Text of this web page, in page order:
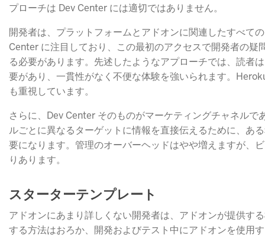
プローチは Dev Center には適切ではありません。
開発者は、プラットフォームとアドオンに関連したすべて
Center に注目しており、この最初のアクセスで開発者の疑
る必要があります。先述したようなアプローチでは、読者
要があり、一貫性がなく不便な体験を強いられます。
も重視しています。
さらに、Dev Center そのものがマーケティングチャネルで
ルごとに異なるターゲットに情報を直接伝えるために、あ
要になります。管理のオーバーヘッドはやや増えますが、
りあります。
スターターテンプレート
アドオンにあまり詳しくない開発者は、アドオンが提供す
する方法はおろか、開発およびテスト中にアドオンを使用